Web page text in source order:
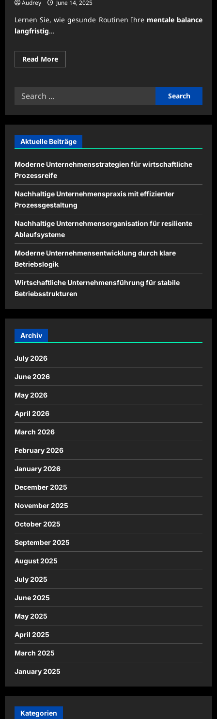
Audrey June 14, 2025
Lernen Sie, wie gesunde Routinen Ihre mentale balance
langfristig...
Read MoreRead
more
Search
Aktuelle Beiträge
Moderne Unternehmensstrategien für wirtschaftliche
Prozessreife
Nachhaltige Unternehmenspraxis mit effizienter
Prozessgestaltung
Nachhaltige Unternehmensorganisation für resiliente
Ablaufsysteme
Moderne Unternehmensentwicklung durch klare
Betriebslogik
Wirtschaftliche Unternehmensführung für stabile
Betriebsstrukturen
Archiv
July 2026
June 2026
May 2026
April 2026
March 2026
February 2026
January 2026
December 2025
November 2025
October 2025
September 2025
August 2025
July 2025
June 2025
May 2025
April 2025
March 2025
January 2025
Kategorien